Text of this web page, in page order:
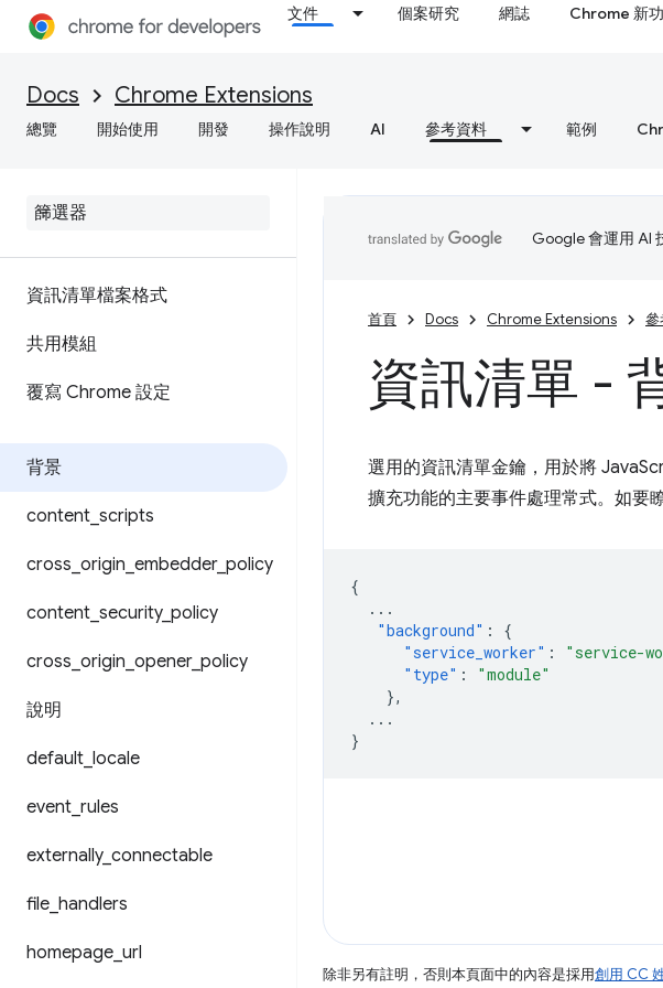
文件 個案研究 網誌 Chrome 新
Docs Chrome Extensions
總覽 開始使用 開發 操作說明 AI 參考資料 範例
資訊清單檔案格式
共用模組
覆寫 Chrome 設定
背景
content scripts
cross origin embedder_ policy
content security_ policy
cross origin opener_ policy
說明
default locale
event rules
externally_ connectable
file handlers
homepage url
Google 會運用 AI
首頁 Docs Chrome Extensions 參
資訊清單 -
選用的資訊清單金鑰，用於將
擴充功能的主要事件處理常式。如要
{
...
"background" :
{
"service_worker" : "service-
"type" :
"module"
},
...
}
除非另有註明，否則本頁面中的內容是採用創用 CC